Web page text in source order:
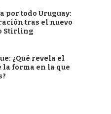
por todo Uruguay:
tras el nuevo
Stirling
¿Qué revela el
la forma en la que